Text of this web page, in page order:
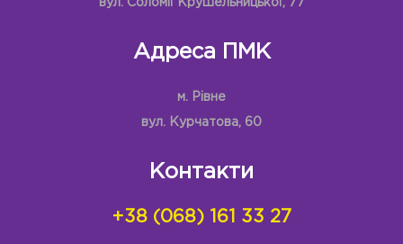
вул. Соломії Крушельницької, 77
Адреса ПМК
м. Рівне
вул. Курчатова, 60
Контакти
+38 (068) 161 33 27